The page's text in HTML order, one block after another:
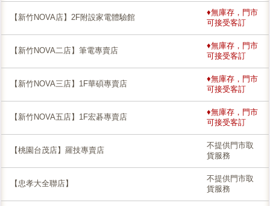
【新竹NOVA店】2F附設家電體驗館
♦無庫存，門市
可接受客訂
【新竹NOVA二店】筆電專賣店
♦無庫存，門市
可接受客訂
【新竹NOVA三店】1F華碩專賣店
♦無庫存，門市
可接受客訂
【新竹NOVA五店】1F宏碁專賣店
♦無庫存，門市
可接受客訂
【桃園台茂店】羅技專賣店
不提供門市取
貨服務
【忠孝大全聯店】
不提供門市取
貨服務